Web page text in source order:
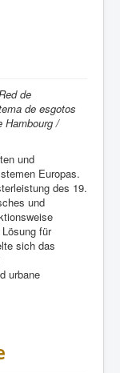
de
de esgotos
Hambourg /
und
Europas.
des 19.
und
für
sich das
urbane